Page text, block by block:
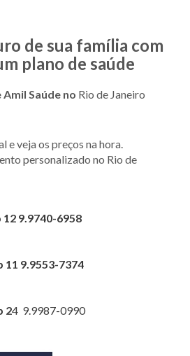
de sua família com
plano de saúde
Saúde no Rio de Janeiro
e veja os preços na hora.
personalizado no Rio de
9.9740-6958
9.9553-7374
24 9.9987-0990